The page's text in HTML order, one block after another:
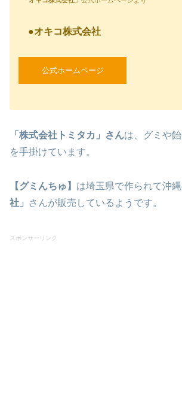
●オキコ株式会社
公式ホームページ
「株式会社トミタカ」さんは、グミや
を手掛けています。
【グミんちゅ】 は埼玉県で作られて沖
社」
さんが販売しているようです。
スポンサーリンク